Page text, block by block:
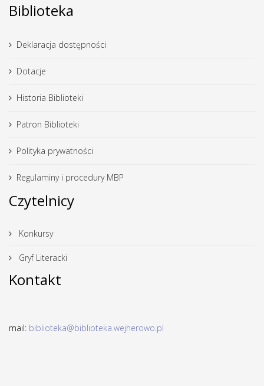
Biblioteka
Deklaracja dostępności
Dotacje
Historia Biblioteki
Patron Biblioteki
Polityka prywatności
Regulaminy i procedury MBP
Czytelnicy
Konkursy
Gryf Literacki
Kontakt
mail: biblioteka@biblioteka.wejherowo.pl